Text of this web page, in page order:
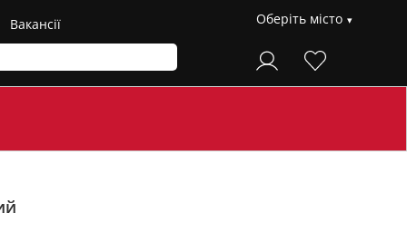
Вакансії Оберіть місто